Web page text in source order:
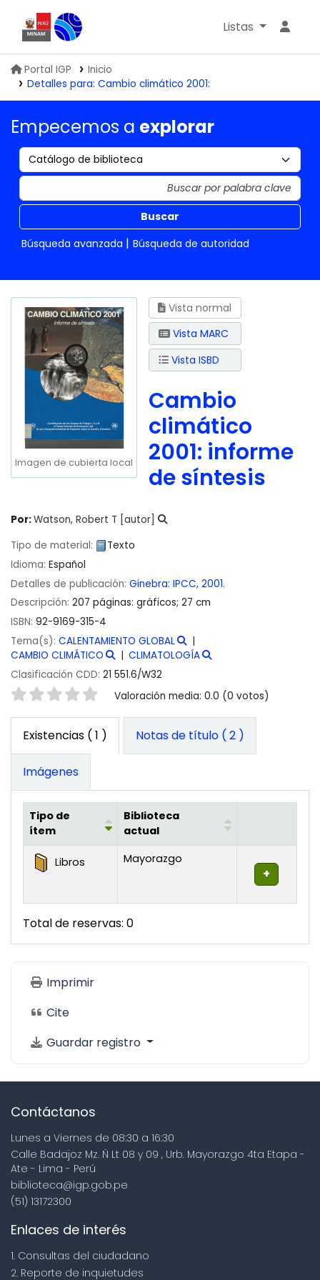
Biblioteca IGP
Listas
Portal IGP
Inicio
Detalles para: Cambio climático 2001:
Empecemos a explorar
Buscar
Búsqueda avanzada
Búsqueda de autoridad
Imagen de cubierta local
Vista normal
Vista MARC
Vista ISBD
Cambio
climático
2001: informe
de síntesis
Por:Watson, Robert T [autor]
Tipo de material:
Texto
Idioma: Español
Detalles de publicación: Ginebra: IPCC, 2001.
Descripción: 207 páginas: gráficos; 27 cm
ISBN: 92-9169-315-4
Tema(s): CALENTAMIENTO GLOBAL
CAMBIO CLIMÁTICO
CLIMATOLOGÍA
Clasificación CDD: 21 551.6/W32
Valoración Valoración media: 0.0 (0 votos)
Existencias ( 1 ) Notas de título ( 2 )
Imágenes
Existencias
Tipo de
ítem
Biblioteca
actual
Libros Mayorazgo
Total de reservas: 0
Imprimir
Cite
Guardar registro
Contáctanos
Lunes a Viernes de 08:30 a 16:30
Calle Badajoz Mz. Ñ Lt 08 y 09 , Urb. Mayorazgo 4ta Etapa -
Ate - Lima - Perú
biblioteca@igp.gob.pe
(51) 13172300
Enlaces de interés
1. Consultas del ciudadano
2. Reporte de inquietudes